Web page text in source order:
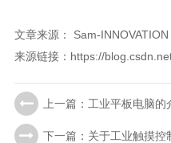
文章来源：
Sam-INNOVATION
来源链接：https://
上一篇：工业平板电脑的
下一篇：关于工业触摸控